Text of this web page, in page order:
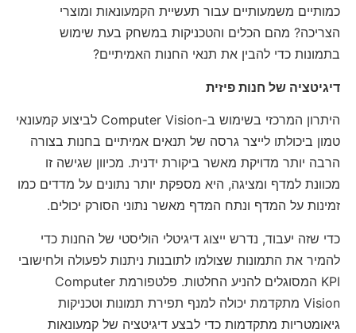
כמותיים משמעותיים עבור תעשיית הקמעונאות ומוצרי
הצריכה? מהם הכלים והטכניקות במשחק בעת שימוש
בתמונות כדי להבין את תנאי החנות האמיתיים?
דיגיטציה של חנות פיזית
היתרון המרכזי בשימוש ב-Computer Vision לביצוע קמעונאי
טמון ביכולתו לייצר גרסה של תנאים אמיתיים בחנות בצורה
הרבה יותר מדויקת מאשר ביקורת ידנית. מכיוון שגישה זו
מכוונת למדף ומציגה, היא מספקת יותר נתונים על מדדים כמו
זמינות על המדף ונתח המדף מאשר נתוני הסורק יכולים.
כדי שזה יעבוד, נדרש ייצוג דיגיטלי הוליסטי של החנות כדי
להמיר את התמונות שצולמו לתובנות ניתנות לפעולה ולחישובי
KPI המסוגלים להניע החלטות. פלטפורמת Computer
Vision מתקדמת יכולה למנף תפירת תמונות וטכניקות
גיאומטריות מתקדמות כדי לבצע דיגיטציה של קמעונאות